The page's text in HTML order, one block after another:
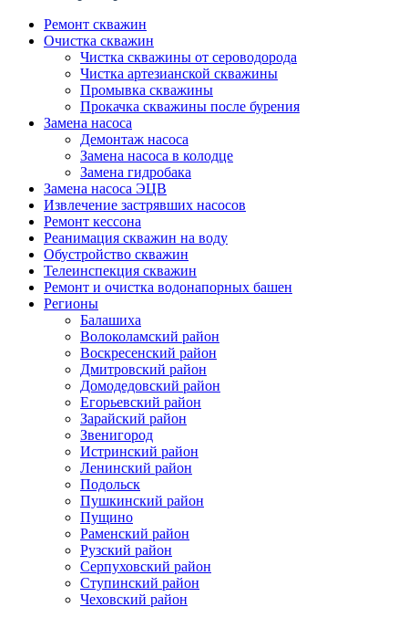
Ремонт скважин
Очистка скважин
Чистка скважины от сероводорода
Чистка артезианской скважины
Промывка скважины
Прокачка скважины после бурения
Замена насоса
Демонтаж насоса
Замена насоса в колодце
Замена гидробака
Замена насоса ЭЦВ
Извлечение застрявших насосов
Ремонт кессона
Реанимация скважин на воду
Обустройство скважин
Телеинспекция скважин
Ремонт и очистка водонапорных башен
Регионы
Балашиха
Волоколамский район
Воскресенский район
Дмитровский район
Домодедовский район
Егорьевский район
Зарайский район
Звенигород
Истринский район
Ленинский район
Подольск
Пушкинский район
Пущино
Раменский район
Рузский район
Серпуховский район
Ступинский район
Чеховский район